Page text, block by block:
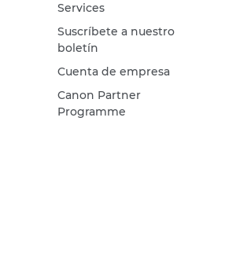
Services
Suscríbete a nuestro
boletín
Cuenta de empresa
Canon Partner
Programme